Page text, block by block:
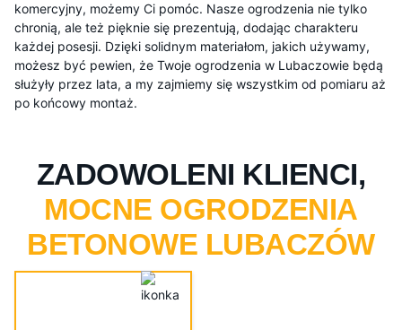
komercyjny, możemy Ci pomóc. Nasze ogrodzenia nie tylko
chronią, ale też pięknie się prezentują, dodając charakteru
każdej posesji. Dzięki solidnym materiałom, jakich używamy,
możesz być pewien, że Twoje ogrodzenia w Lubaczowie będą
służyły przez lata, a my zajmiemy się wszystkim od pomiaru aż
po końcowy montaż.
ZADOWOLENI KLIENCI,
MOCNE OGRODZENIA
BETONOWE LUBACZÓW